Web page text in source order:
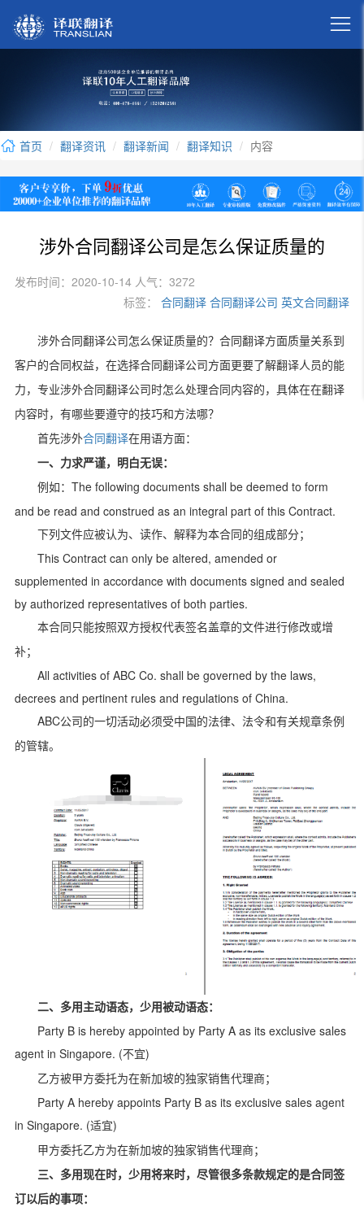

首页 翻译资讯 翻译新闻 翻译知识 内容
涉外合同翻译公司是怎么保证质量的
发布时间：2020-10-14 人气：3272
标签：
合同翻译 合同翻译公司 英文合同翻译
涉外合同翻译公司怎么保证质量的？合同翻译方面质量关系到
客户的合同权益，在选择合同翻译公司方面更要了解翻译人员的能
力，专业涉外合同翻译公司时怎么处理合同内容的，具体在在翻译
内容时，有哪些要遵守的技巧和方法哪？
首先涉外合同翻译在用语方面：
一、力求严谨，明白无误：
例如： The following documents shall be deemed to form
and be read and construed as an integral part of this Contract.
下列文件应被认为、读作、解释为本合同的组成部分；
This Contract can only be altered, amended or
supplemented in accordance with documents signed and sealed
by authorized representatives of both parties.
本合同只能按照双方授权代表签名盖章的文件进行修改或增
补；
All activities of ABC Co. shall be governed by the laws,
decrees and pertinent rules and regulations of China.
ABC公司的一切活动必须受中国的法律、法令和有关规章条例
的管辖。
二、多用主动语态，少用被动语态：
Party B is hereby appointed by Party A as its exclusive sales
agent in Singapore. (不宜)
乙方被甲方委托为在新加坡的独家销售代理商；
Party A hereby appoints Party B as its exclusive sales agent
in Singapore. (适宜)
甲方委托乙方为在新加坡的独家销售代理商；
三、多用现在时，少用将来时，尽管很多条款规定的是合同签
订以后的事项：